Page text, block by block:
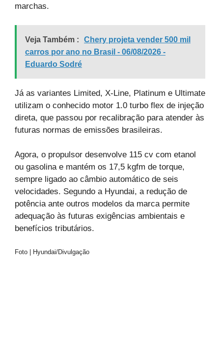
marchas.
Veja Também :
Chery projeta vender 500 mil
carros por ano no Brasil - 06/08/2026 -
Eduardo Sodré
Já as variantes Limited, X-Line, Platinum e Ultimate
utilizam o conhecido motor 1.0 turbo flex de injeção
direta, que passou por recalibração para atender às
futuras normas de emissões brasileiras.
Agora, o propulsor desenvolve 115 cv com etanol
ou gasolina e mantém os 17,5 kgfm de torque,
sempre ligado ao câmbio automático de seis
velocidades. Segundo a Hyundai, a redução de
potência ante outros modelos da marca permite
adequação às futuras exigências ambientais e
benefícios tributários.
Foto | Hyundai/Divulgação